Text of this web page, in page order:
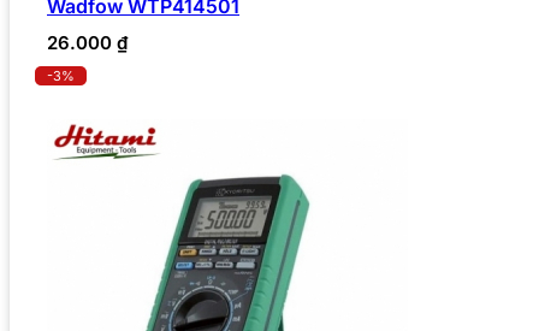
Wadfow WTP414501
26.000 ₫
-3%